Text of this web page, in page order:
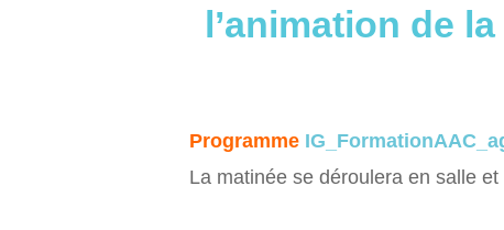
l’animation de
Programme
La matinée se déroulera en salle